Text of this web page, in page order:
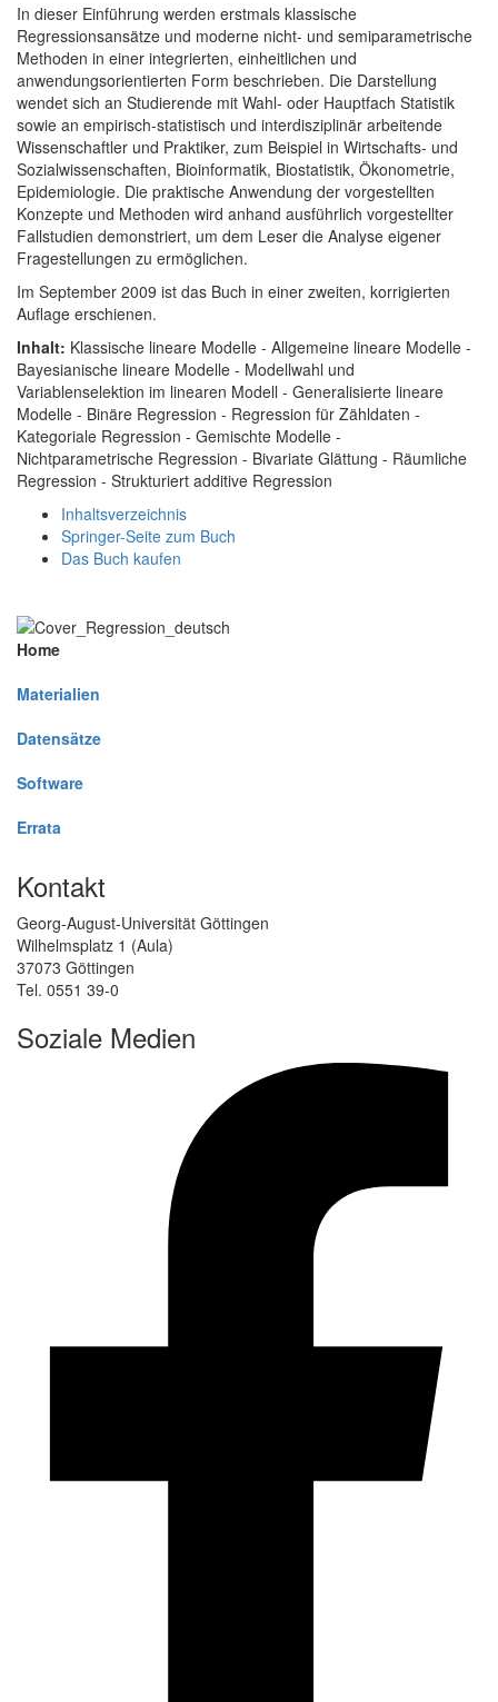
In dieser Einführung werden erstmals klassische
Regressionsansätze und moderne nicht- und semiparametrische
Methoden in einer integrierten, einheitlichen und
anwendungsorientierten Form beschrieben. Die Darstellung
wendet sich an Studierende mit Wahl- oder Hauptfach Statistik
sowie an empirisch-statistisch und interdisziplinär arbeitende
Wissenschaftler und Praktiker, zum Beispiel in Wirtschafts- und
Sozialwissenschaften, Bioinformatik, Biostatistik, Ökonometrie,
Epidemiologie. Die praktische Anwendung der vorgestellten
Konzepte und Methoden wird anhand ausführlich vorgestellter
Fallstudien demonstriert, um dem Leser die Analyse eigener
Fragestellungen zu ermöglichen.
Im September 2009 ist das Buch in einer zweiten, korrigierten
Auflage erschienen.
Inhalt: Klassische lineare Modelle - Allgemeine lineare Modelle -
Bayesianische lineare Modelle - Modellwahl und
Variablenselektion im linearen Modell - Generalisierte lineare
Modelle - Binäre Regression - Regression für Zähldaten -
Kategoriale Regression - Gemischte Modelle -
Nichtparametrische Regression - Bivariate Glättung - Räumliche
Regression - Strukturiert additive Regression
Inhaltsverzeichnis
Springer-Seite zum Buch
Das Buch kaufen
Home
Materialien
Datensätze
Software
Errata
Kontakt
Georg-August-Universität Göttingen
Wilhelmsplatz 1 (Aula)
37073 Göttingen
Tel. 0551 39-0
Soziale Medien